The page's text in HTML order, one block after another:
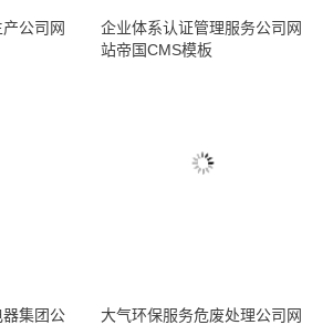
公司网
企业体系认证管理服务公司网
站帝国CMS模板
集团公
大气环保服务危废处理公司网